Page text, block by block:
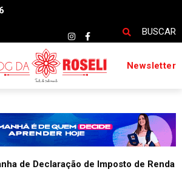
BUSCAR
Newsletter
de Declaração de Imposto de Renda